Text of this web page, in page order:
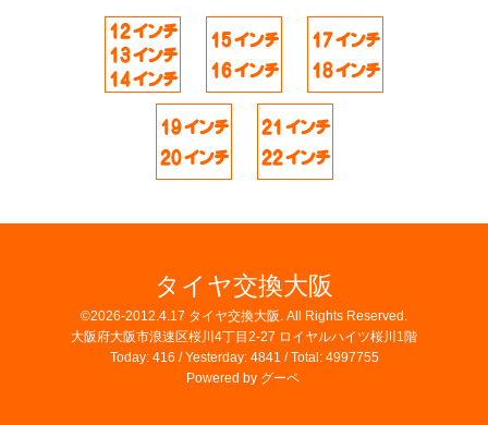
タイヤ交換大阪
©2026-2012.4.17 タイヤ交換大阪 . All Rights Reserved.
大阪府大阪市浪速区桜川4丁目2-27 ロイヤルハイツ桜川1階
Today: 416 / Yesterday: 4841 / Total: 4997755
Powered by グーペ